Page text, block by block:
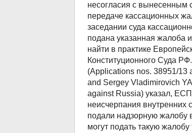
несогласия с вынесенным
передаче кассационных
заседании суда
подана указанная жалоба
найти в практике
Конституционного Суда
(Applications nos. 38951/13
and Sergey Vladimirovich
against Russia) указал,
неисчерпания внутренних
подали надзорную жалобу
могут подать такую